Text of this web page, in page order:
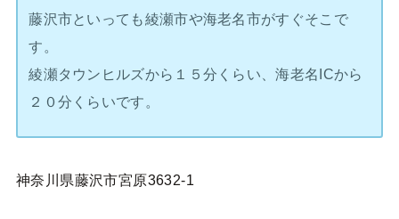
藤沢市といっても綾瀬市や海老名市がすぐそこで
す。
綾瀬タウンヒルズから１５分くらい、海老名ICから
２０分くらいです。
神奈川県藤沢市宮原3632-1